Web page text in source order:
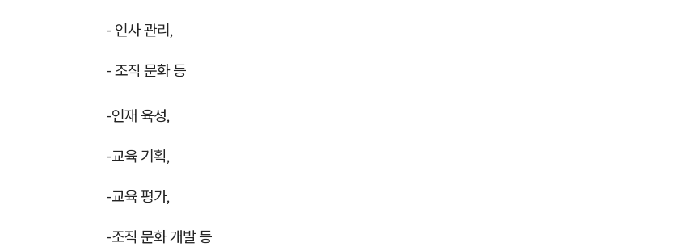
- 인사 관리,
- 조직 문화 등
-인재 육성,
-교육 기획,
-교육 평가,
-조직 문화 개발 등